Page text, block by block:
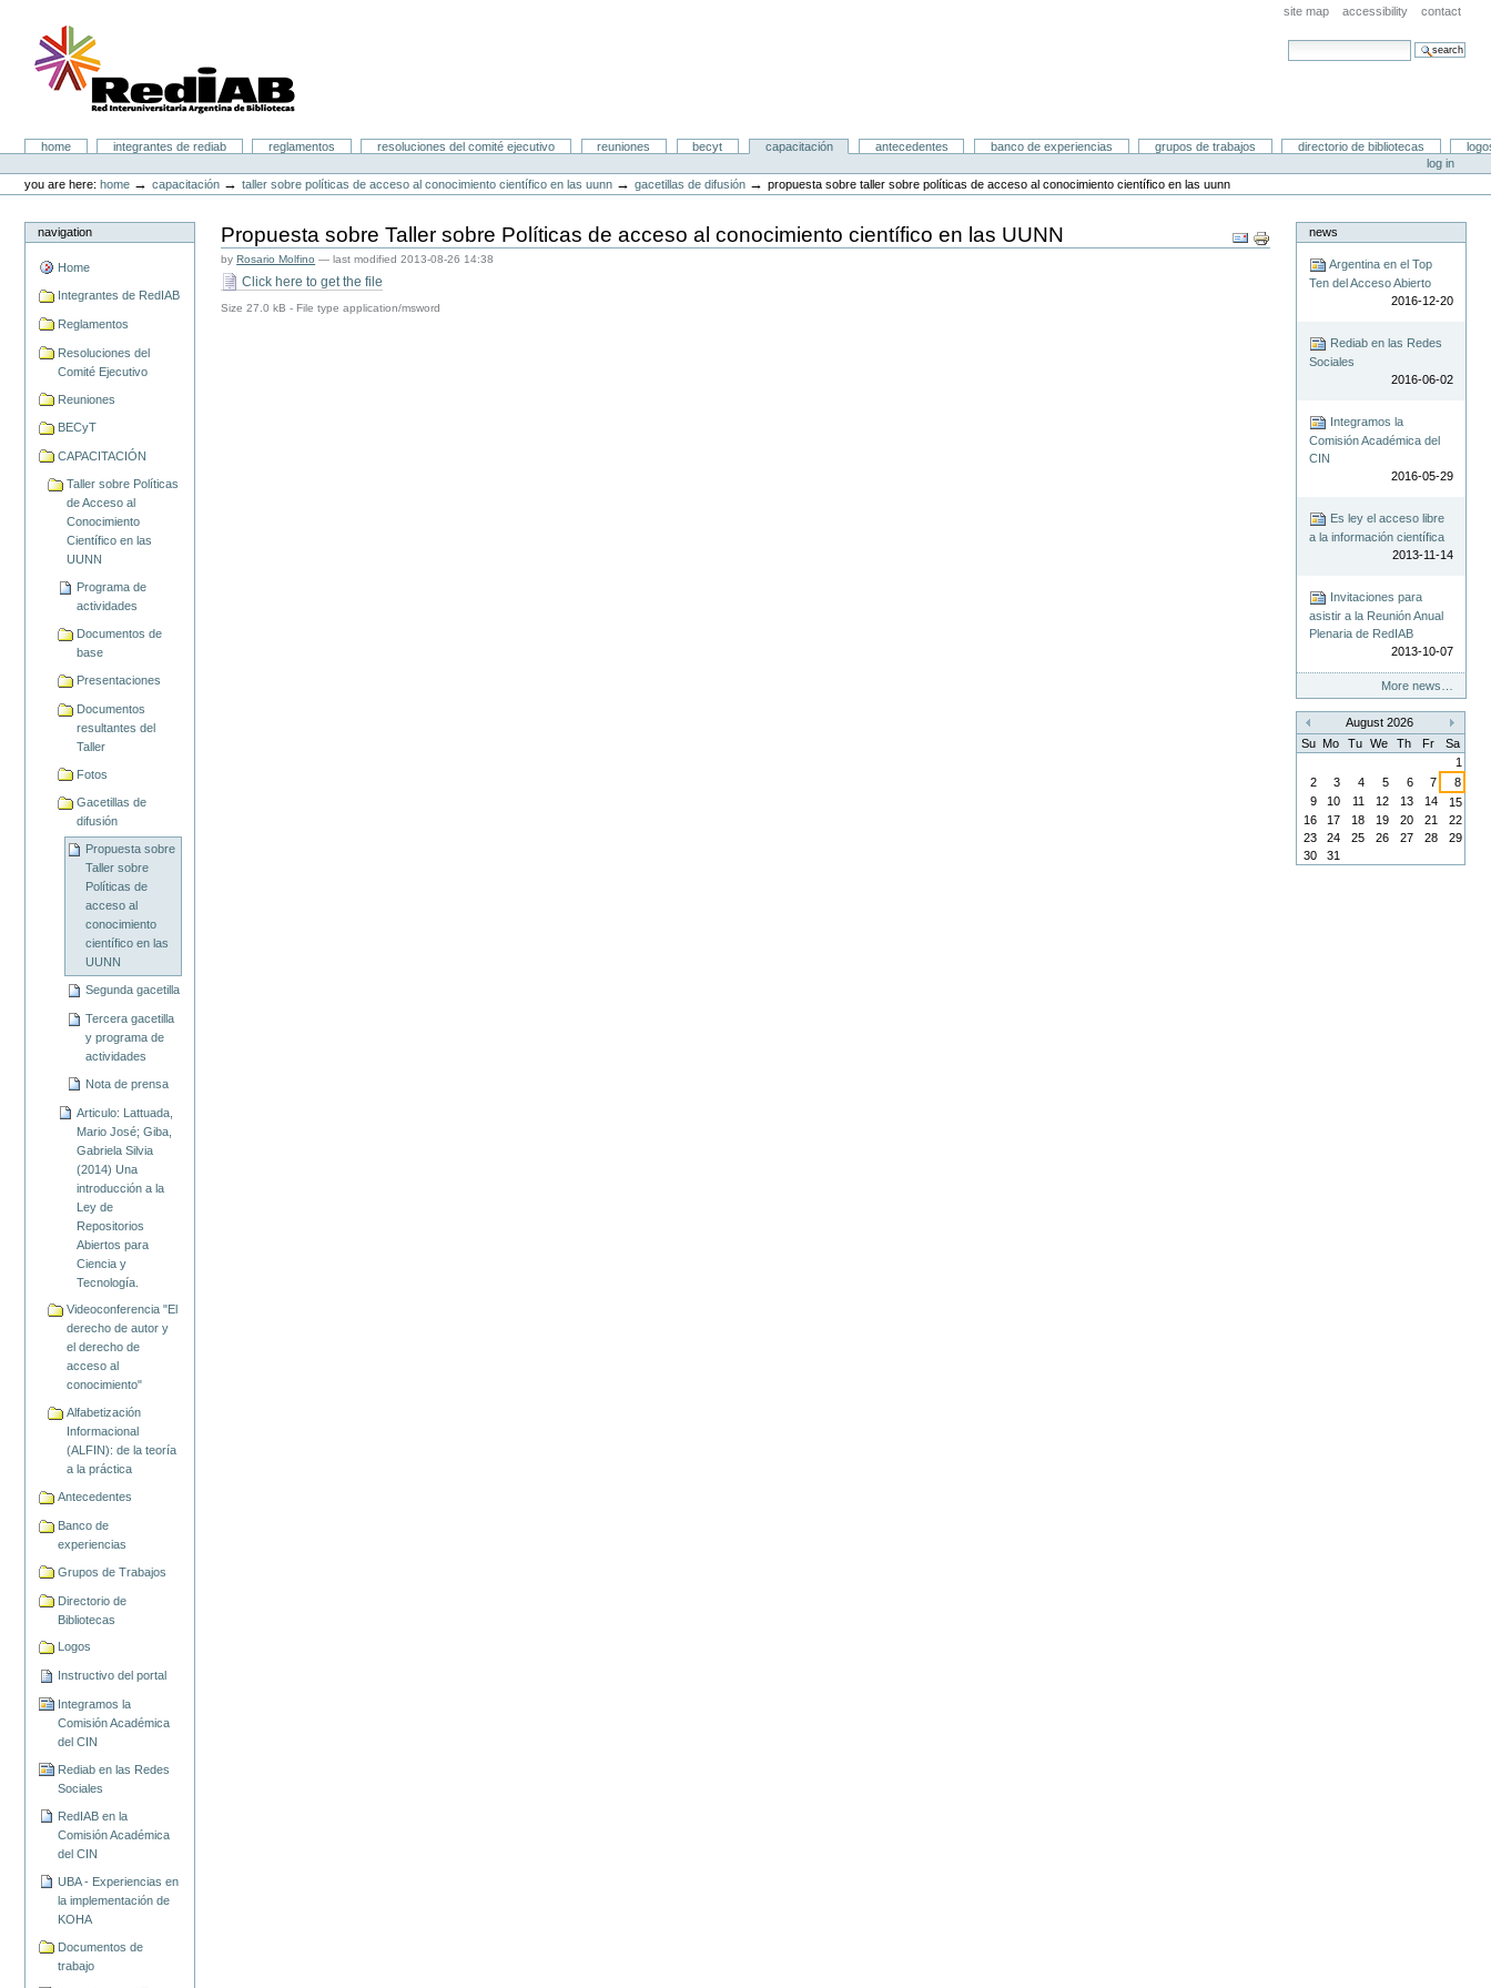
content.
site map accessibility contact
search site
Portal RedIAB
Sectionshome integrantes de rediab reglamentos resoluciones del comité ejecutivo reuniones becyt capacitación antecedentes banco de experiencias grupos de trabajos directorio de bibliotecas
tools
log in
you are here: home →capacitación →taller sobre políticas de acceso al conocimiento científico en las uunn →gacetillas de difusión →propuesta sobre taller sobre políticas de acceso al conocimiento científico en las uunn
navigation
Home
Integrantes de RedIAB
Reglamentos
Resoluciones del
Comité Ejecutivo
Reuniones
BECyT
CAPACITACIÓN
Taller sobre Políticas
de Acceso al
Conocimiento
Científico en las
UUNN
Programa de
actividades
Documentos de
base
Presentaciones
Documentos
resultantes del
Taller
Fotos
Gacetillas de
difusión
Propuesta sobre
Taller sobre
Políticas de
acceso al
conocimiento
científico en las
UUNN
Segunda gacetilla
Tercera gacetilla
y programa de
actividades
Nota de prensa
Articulo: Lattuada,
Mario José; Giba,
Gabriela Silvia
(2014) Una
introducción a la
Ley de
Repositorios
Abiertos para
Ciencia y
Tecnología.
Videoconferencia "El
derecho de autor y
el derecho de
acceso al
conocimiento"
Alfabetización
Informacional
(ALFIN): de la teoría
a la práctica
Antecedentes
Banco de
experiencias
Grupos de Trabajos
Directorio de
Bibliotecas
Logos
Instructivo del portal
Integramos la
Comisión Académica
del CIN
Rediab en las Redes
Sociales
RedIAB en la
Comisión Académica
del CIN
UBA - Experiencias en
la implementación de
KOHA
Documentos de
trabajo
Document
Actions
Propuesta sobre Taller sobre Políticas de acceso al conocimiento científico en las UUNN
by Rosario Molfino — last modified2013-08-26 14:38
Click here to get the file
Size27.0 kB -File typeapplication/msword
news
Argentina en el Top
Ten del Acceso Abierto
2016-12-20
Rediab en las Redes
Sociales
2016-06-02
Integramos la
Comisión Académica del
CIN
2016-05-29
Es ley el acceso libre
a la información científica
2013-11-14
Invitaciones para
asistir a la Reunión Anual
Plenaria de RedIAB
2013-10-07
More news…
«
August 2026
»
Su Mo Tu We Th Fr
Sa
1
2
3 4 5 6 7
8
9
10 11 12 13 14
15
16
17 18 19 20 21
22
23
24 25 26 27 28
29
30
31